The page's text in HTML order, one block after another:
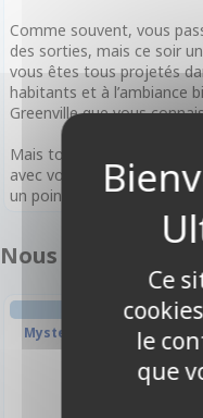
Comme souvent, vous
des sorties, mais ce soir
vous êtes tous projetés
habitants et à l’ambiance
Greenville que vous
Mais tout n’est pas perdu
avec vos amis par la
un point de rendez-vous
Nous vous
COOPÉRATIF
Mysterium : Hidden Signs
Ce
le
que